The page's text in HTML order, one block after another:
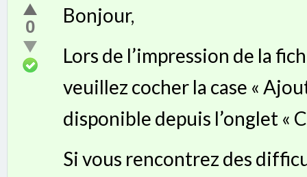
0
Bonjour,
Lors de l’impression de la
veuillez cocher la case «
disponible depuis l’onglet «
Si vous rencontrez des